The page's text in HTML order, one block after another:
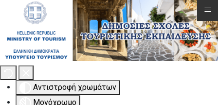
Εργαλειοθήκη Προσβασιμότητας
Αντιστροφή χρωμάτων
Μονόχρωμο
≡